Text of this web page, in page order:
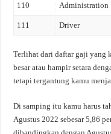
110 Administration
111 Driver
Terlihat dari daftar gaji yang
besar atau hampir setara
tetapi tergantung kamu
Di samping itu kamu harus
Agustus 2022 sebesar 5,86
dibandingkan dengan